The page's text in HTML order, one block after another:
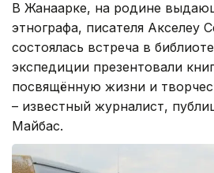
В Жанаарке, на родине
этнографа, писателя Акселеу
состоялась встреча в
экспедиции презентовали
посвящённую жизни и
– известный журналист,
Майбас.